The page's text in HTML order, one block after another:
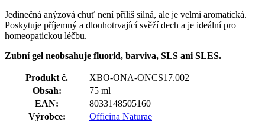
Jedinečná anýzová chuť není příliš silná, ale je velmi aromatická.
Poskytuje příjemný a dlouhotrvající svěží dech a je ideální pro
homeopatickou léčbu.
Zubní gel neobsahuje fluorid, barviva, SLS ani SLES.
Produkt č.
XBO-ONA-ONCS17.002
Obsah:
75 ml
EAN:
8033148505160
Výrobce:
Officina Naturae